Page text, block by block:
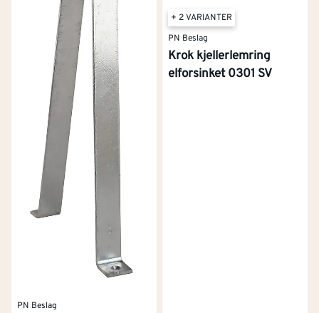
PN Beslag
+ 2 VARIANTER
PN Beslag
Krok kjellerlemring
elforsinket 0301 SV